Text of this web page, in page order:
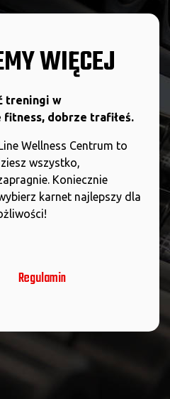
WIĘCEJ
treningi w
dobrze trafiłeś.
Wellness Centrum to
wszystko,
Koniecznie
karnet najlepszy dla
Regulamin